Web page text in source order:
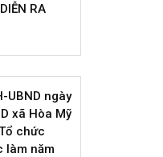
RA
UBND ngày
xã Hòa Mỹ
chức
làm năm